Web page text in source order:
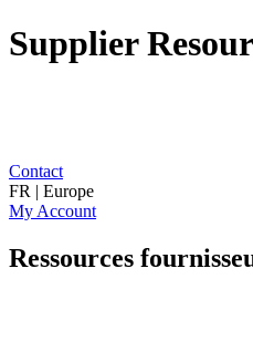
Supplier
Contact
FR | Europe
My Account
Ressources